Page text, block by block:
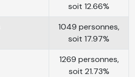
soit 12.66%
1049 personnes,
soit 17.97%
1269 personnes,
soit 21.73%